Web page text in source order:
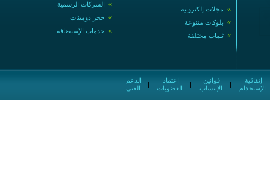
» الشركات الرسمية
» حجز دومينات
» خدمات الإستضافة
» مجلات إلكترونية
» بلوكات متنوعة
» ثيمات مختلفة
الفني
|
العضويات
|
الإنتساب
|
الإستخدام